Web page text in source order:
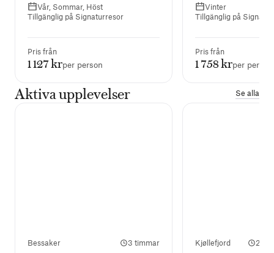
Vår, Sommar, Höst
Tillgänglig på Signaturresor
Pris från
1 127 krper person
Vinter
Tillgänglig på
Pris från
1 758 krper person
Aktiva upplevelser Se alla
Bessaker 3 timmar Kjøllefjord 2